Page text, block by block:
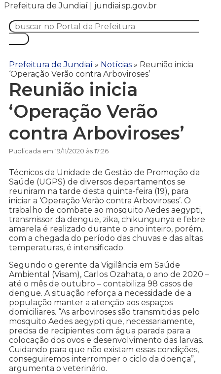
Prefeitura de Jundiaí | jundiai.sp.gov.br
Prefeitura de Jundiaí » Notícias » Reunião inicia
‘Operação Verão contra Arboviroses’
Reunião inicia
‘Operação Verão
contra Arboviroses’
Publicada em 19/11/2020 às 17:26
Técnicos da Unidade de Gestão de Promoção da
Saúde (UGPS) de diversos departamentos se
reuniram na tarde desta quinta-feira (19), para
iniciar a ‘Operação Verão contra Arboviroses’. O
trabalho de combate ao mosquito Aedes aegypti,
transmissor da dengue, zika, chikungunya e febre
amarela é realizado durante o ano inteiro, porém,
com a chegada do período das chuvas e das altas
temperaturas, é intensificado.
Segundo o gerente da Vigilância em Saúde
Ambiental (Visam), Carlos Ozahata, o ano de 2020 –
até o mês de outubro – contabiliza 98 casos de
dengue. A situação reforça a necessidade de a
população manter a atenção aos espaços
domiciliares. “As arboviroses são transmitidas pelo
mosquito Aedes aegypti que, necessariamente,
precisa de recipientes com água parada para a
colocação dos ovos e desenvolvimento das larvas.
Cuidando para que não existam essas condições,
conseguiremos interromper o ciclo da doença”,
argumenta o veterinário.